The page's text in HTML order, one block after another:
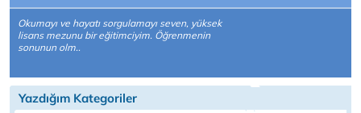
Okumayı ve hayatı sorgulamayı seven, yüksek
lisans mezunu bir eğitimciyim. Öğrenmenin
sonunun olm..
Yazdığım Kategoriler